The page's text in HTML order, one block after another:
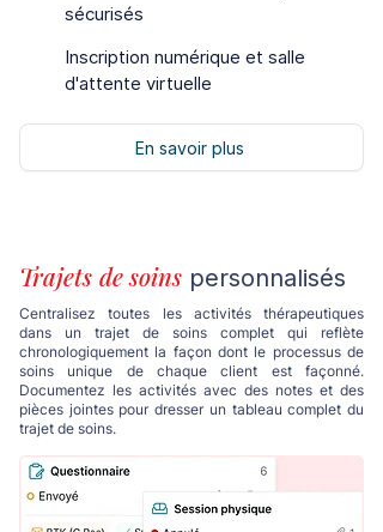
sécurisés
Inscription numérique et salle
d'attente virtuelle
En savoir plus
Trajets de soins personnalisés
Centralisez toutes les activités thérapeutiques
dans un trajet de soins complet qui reflète
chronologiquement la façon dont le processus de
soins unique de chaque client est façonné.
Documentez les activités avec des notes et des
pièces jointes pour dresser un tableau complet du
trajet de soins.